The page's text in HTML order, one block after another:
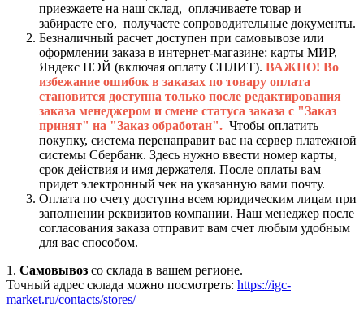
приезжаете на наш склад, оплачиваете товар и
забираете его, получаете сопроводительные документы.
Безналичный расчет доступен при самовывозе или
оформлении заказа в интернет-магазине: карты МИР,
Яндекс ПЭЙ (включая оплату СПЛИТ). ВАЖНО! Во
избежание ошибок в заказах по товару оплата
становится доступна только после редактирования
заказа менеджером и смене статуса заказа с "Заказ
принят" на "Заказ обработан". Чтобы оплатить
покупку, система перенаправит вас на сервер платежной
системы Сбербанк. Здесь нужно ввести номер карты,
срок действия и имя держателя. После оплаты вам
придет электронный чек на указанную вами почту.
Оплата по счету доступна всем юридическим лицам при
заполнении реквизитов компании. Наш менеджер после
согласования заказа отправит вам счет любым удобным
для вас способом.
1. Самовывоз со склада в вашем регионе.
Точный адрес склада можно посмотреть: https://igc-
market.ru/contacts/stores/